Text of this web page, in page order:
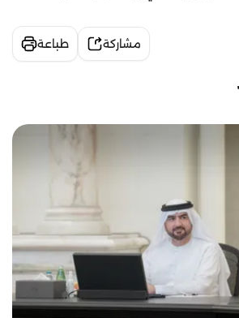
مشاركة طباعة